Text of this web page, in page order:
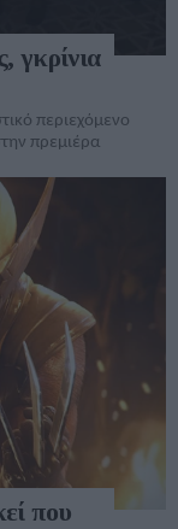
γκρίνια
περιεχόμενο
πρεμιέρα
που